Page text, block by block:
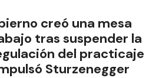
creó una mesa
tras suspender la
del practicaje
Sturzenegger